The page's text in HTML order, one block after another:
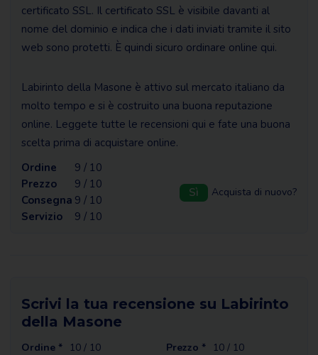
certificato SSL. Il certificato SSL è visibile davanti al
nome del dominio e indica che i dati inviati tramite il sito
web sono protetti. È quindi sicuro ordinare online qui.
Labirinto della Masone è attivo sul mercato italiano da
molto tempo e si è costruito una buona reputazione
online. Leggete tutte le recensioni qui e fate una buona
scelta prima di acquistare online.
Ordine
9 / 10
Prezzo
9 / 10
Consegna 9 / 10
Servizio
9 / 10
Sì Acquista di nuovo?
Scrivi la tua recensione su Labirinto
della Masone
Ordine * 10 / 10 Prezzo * 10 / 10